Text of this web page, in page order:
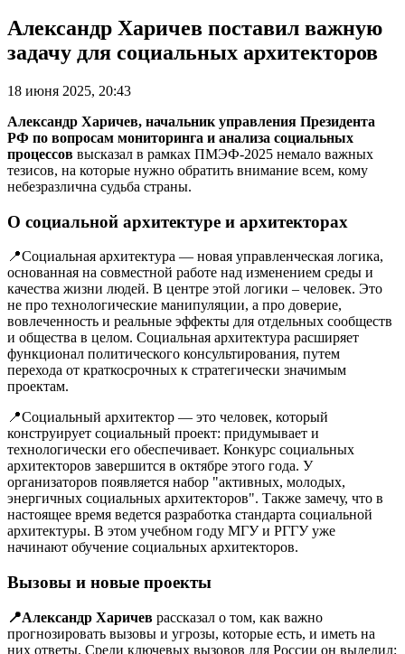
Александр Харичев поставил важную
задачу для социальных архитекторов
18 июня 2025, 20:43
Александр Харичев, начальник управления Президента
РФ по вопросам мониторинга и анализа социальных
процессов высказал в рамках ПМЭФ-2025 немало важных
тезисов, на которые нужно обратить внимание всем, кому
небезразлична судьба страны.
О социальной архитектуре и архитекторах
📍Социальная архитектура — новая управленческая логика,
основанная на совместной работе над изменением среды и
качества жизни людей. В центре этой логики – человек. Это
не про технологические манипуляции, а про доверие,
вовлеченность и реальные эффекты для отдельных сообществ
и общества в целом. Социальная архитектура расширяет
функционал политического консультирования, путем
перехода от краткосрочных к стратегически значимым
проектам.
📍Социальный архитектор — это человек, который
конструирует социальный проект: придумывает и
технологически его обеспечивает. Конкурс социальных
архитекторов завершится в октябре этого года. У
организаторов появляется набор "активных, молодых,
энергичных социальных архитекторов". Также замечу, что в
настоящее время ведется разработка стандарта социальной
архитектуры. В этом учебном году МГУ и РГГУ уже
начинают обучение социальных архитекторов.
Вызовы и новые проекты
📍Александр Харичев рассказал о том, как важно
прогнозировать вызовы и угрозы, которые есть, и иметь на
них ответы. Среди ключевых вызовов для России он выделил: